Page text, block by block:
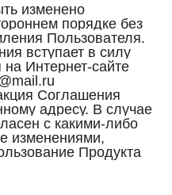
изменено
порядке без
Пользователя.
вступает в силу
Интернет-сайте
Соглашения
адресу. В случае
с какими-либо
изменениями,
Продукта